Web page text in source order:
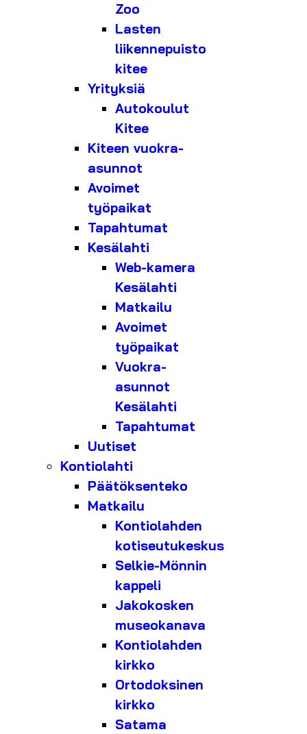
Zoo
Lasten
liikennepuisto
kitee
Yrityksiä
Autokoulut
Kitee
Kiteen vuokra-
asunnot
Avoimet
työpaikat
Tapahtumat
Kesälahti
Web-kamera
Kesälahti
Matkailu
Avoimet
työpaikat
Vuokra-
asunnot
Kesälahti
Tapahtumat
Uutiset
Kontiolahti
Päätöksenteko
Matkailu
Kontiolahden
kotiseutukeskus
Selkie-Mönnin
kappeli
Jakokosken
museokanava
Kontiolahden
kirkko
Ortodoksinen
kirkko
Satama